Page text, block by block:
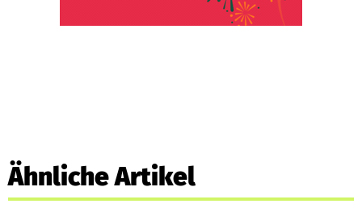
Ähnliche Artikel